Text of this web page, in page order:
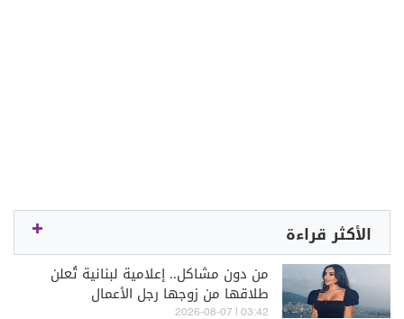
الأكثر قراءة
من دون مشاكل.. إعلامية لبنانية تُعلن
طلاقها من زوجها رجل الأعمال
03:42 | 2026-08-07